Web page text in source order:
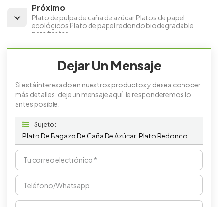
Próximo
Plato de pulpa de caña de azúcar Platos de papel
ecológicos Plato de papel redondo biodegradable
para fiestas
Dejar Un Mensaje
Si está interesado en nuestros productos y desea conocer
más detalles, deje un mensaje aquí, le responderemos lo
antes posible.
Sujeto :